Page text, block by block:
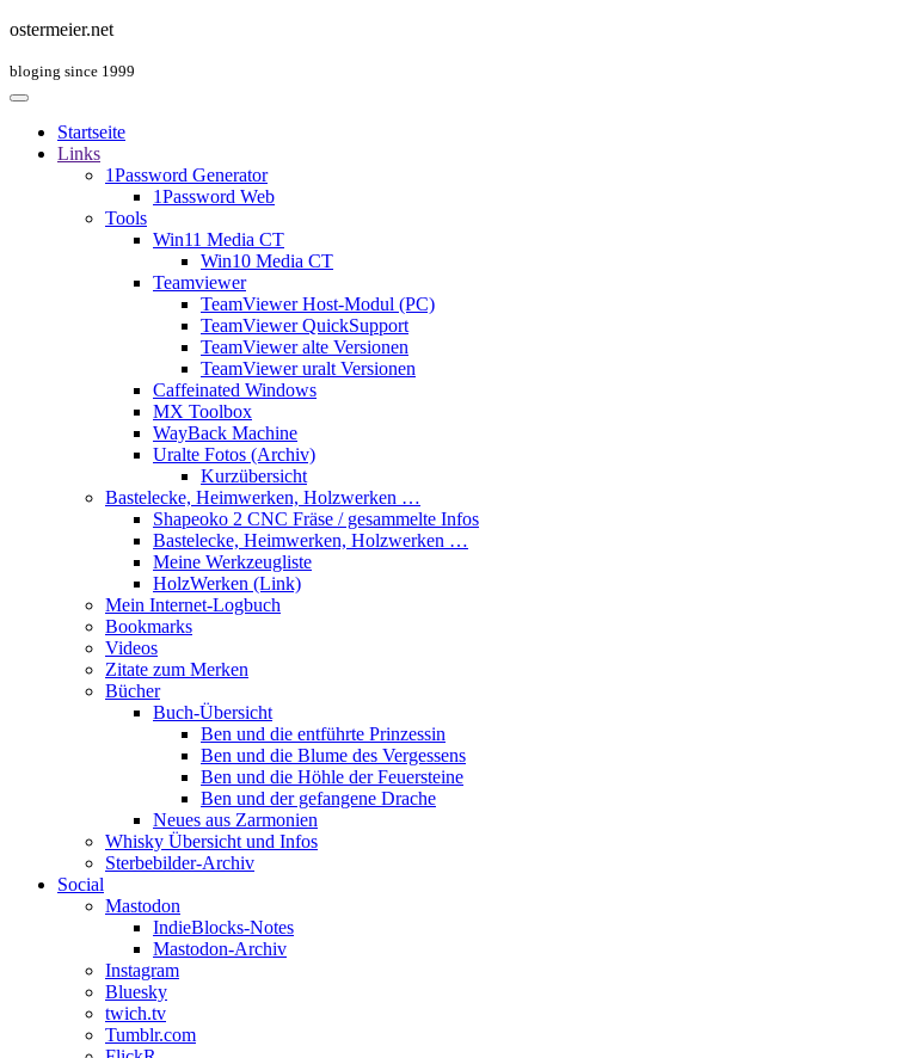
ostermeier.net
bloging since 1999
Startseite
Links
1Password Generator
1Password Web
Tools
Win11 Media CT
Win10 Media CT
Teamviewer
TeamViewer Host-Modul (PC)
TeamViewer QuickSupport
TeamViewer alte Versionen
TeamViewer uralt Versionen
Caffeinated Windows
MX Toolbox
WayBack Machine
Uralte Fotos (Archiv)
Kurzübersicht
Bastelecke, Heimwerken, Holzwerken …
Shapeoko 2 CNC Fräse / gesammelte Infos
Bastelecke, Heimwerken, Holzwerken …
Meine Werkzeugliste
HolzWerken (Link)
Mein Internet-Logbuch
Bookmarks
Videos
Zitate zum Merken
Bücher
Buch-Übersicht
Ben und die entführte Prinzessin
Ben und die Blume des Vergessens
Ben und die Höhle der Feuersteine
Ben und der gefangene Drache
Neues aus Zarmonien
Whisky Übersicht und Infos
Sterbebilder-Archiv
Social
Mastodon
IndieBlocks-Notes
Mastodon-Archiv
Instagram
Bluesky
twich.tv
Tumblr.com